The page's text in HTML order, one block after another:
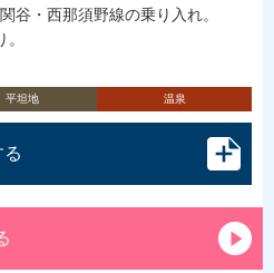
谷・西那須野線の乗り入れ。
平坦地 温泉